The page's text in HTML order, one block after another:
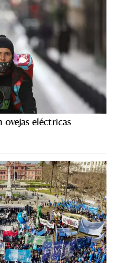
ovejas eléctricas